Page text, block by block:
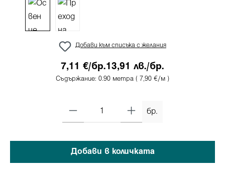
Добави към списъка с желания
7,11 €/бр.13,91 лв./бр.
Съдържание: 0.90 метра ( 7,90 €/м )
бр.
Добави в количката